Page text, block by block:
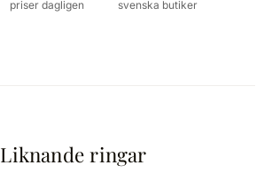
priser dagligen
svenska butiker
Liknande ringar